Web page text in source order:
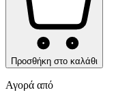
Προσθήκη στο καλάθι
Αγορά από